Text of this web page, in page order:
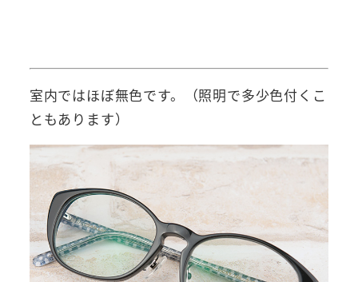
室内ではほぼ無色です。（照明で多少色付くこ
ともあります）